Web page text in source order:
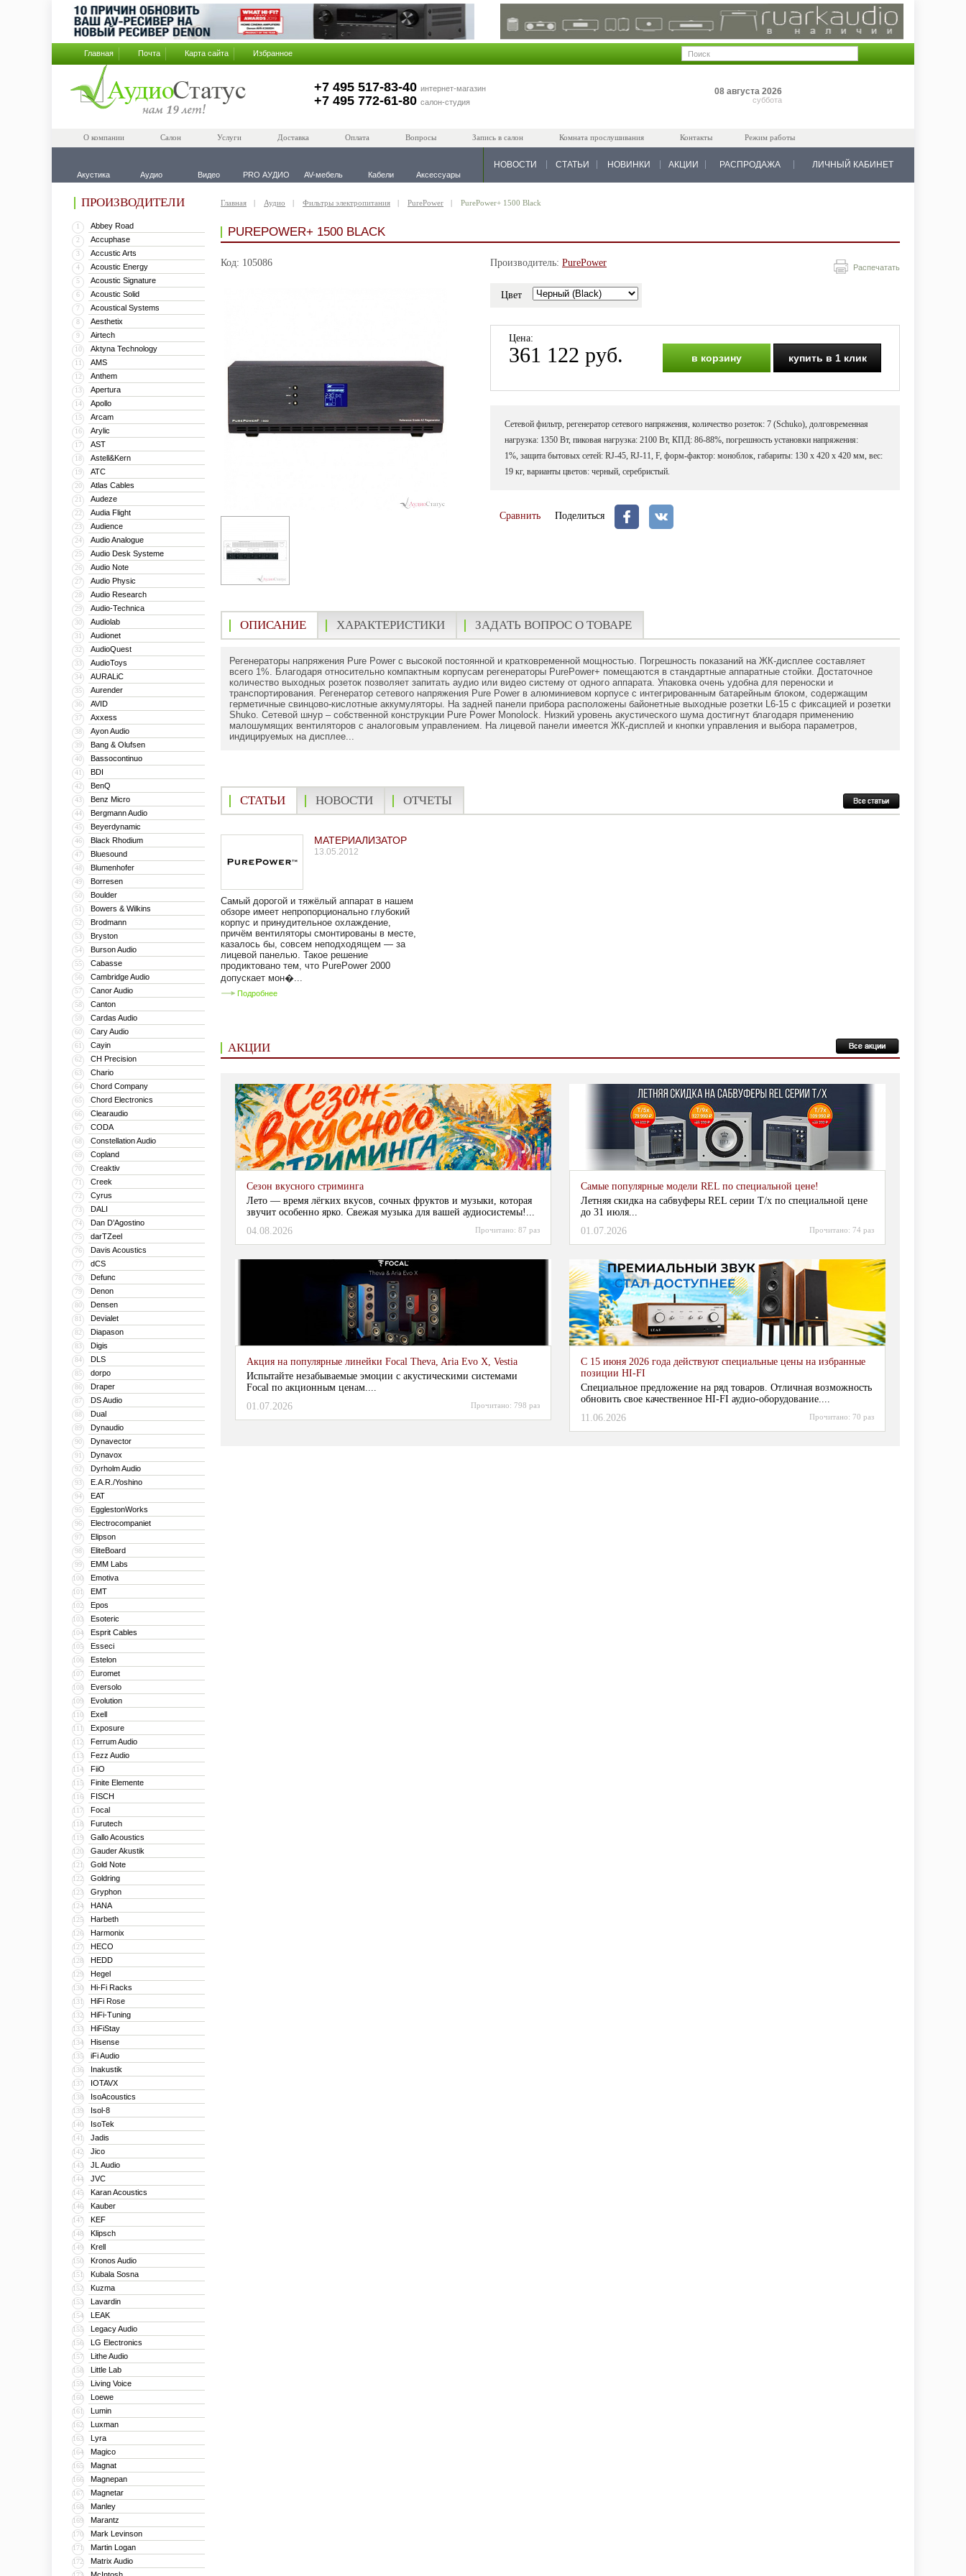
Главная Почта Карта сайта Избранное
+7 495 517-83-40 интернет-магазин
+7 495 772-61-80 салон-студия
08 августа 2026
суббота
О компании Салон Услуги Доставка Оплата Вопросы Запись в салон Комната прослушивания Контакты Режим работы
Акустика Аудио Видео PRO АУДИО AV-мебель Кабели Аксессуары
НОВОСТИ СТАТЬИ НОВИНКИ АКЦИИ РАСПРОДАЖА ЛИЧНЫЙ КАБИНЕТ
ПРОИЗВОДИТЕЛИ
1 Abbey Road
2 Accuphase
3 Accustic Arts
4 Acoustic Energy
5 Acoustic Signature
6 Acoustic Solid
7 Acoustical Systems
8 Aesthetix
9 Airtech
10 Aktyna Technology
11 AMS
12 Anthem
13 Apertura
14 Apollo
15 Arcam
16 Arylic
17 AST
18 Astell&Kern
19 ATC
20 Atlas Cables
21 Audeze
22 Audia Flight
23 Audience
24 Audio Analogue
25 Audio Desk Systeme
26 Audio Note
27 Audio Physic
28 Audio Research
29 Audio-Technica
30 Audiolab
31 Audionet
32 AudioQuest
33 AudioToys
34 AURALiC
35 Aurender
36 AVID
37 Axxess
38 Ayon Audio
39 Bang & Olufsen
40 Bassocontinuo
41 BDI
42 BenQ
43 Benz Micro
44 Bergmann Audio
45 Beyerdynamic
46 Black Rhodium
47 Bluesound
48 Blumenhofer
49 Borresen
50 Boulder
51 Bowers & Wilkins
52 Brodmann
53 Bryston
54 Burson Audio
55 Cabasse
56 Cambridge Audio
57 Canor Audio
58 Canton
59 Cardas Audio
60 Cary Audio
61 Cayin
62 CH Precision
63 Chario
64 Chord Company
65 Chord Electronics
66 Clearaudio
67 CODA
68 Constellation Audio
69 Copland
70 Creaktiv
71 Creek
72 Cyrus
73 DALI
74 Dan D’Agostino
75 darTZeel
76 Davis Acoustics
77 dCS
78 Defunc
79 Denon
80 Densen
81 Devialet
82 Diapason
83 Digis
84 DLS
85 dorpo
86 Draper
87 DS Audio
88 Dual
89 Dynaudio
90 Dynavector
91 Dynavox
92 Dyrholm Audio
93 E.A.R./Yoshino
94 EAT
95 EgglestonWorks
96 Electrocompaniet
97 Elipson
98 EliteBoard
99 EMM Labs
100 Emotiva
101 EMT
102 Epos
103 Esoteric
104 Esprit Cables
105 Esseci
106 Estelon
107 Euromet
108 Eversolo
109 Evolution
110 Exell
111 Exposure
112 Ferrum Audio
113 Fezz Audio
114 FiiO
115 Finite Elemente
116 FISCH
117 Focal
118 Furutech
119 Gallo Acoustics
120 Gauder Akustik
121 Gold Note
122 Goldring
123 Gryphon
124 HANA
125 Harbeth
126 Harmonix
127 HECO
128 HEDD
129 Hegel
130 Hi-Fi Racks
131 HiFi Rose
132 HiFi-Tuning
133 HiFiStay
134 Hisense
135 iFi Audio
136 Inakustik
137 IOTAVX
138 IsoAcoustics
139 Isol-8
140 IsoTek
141 Jadis
142 Jico
143 JL Audio
144 JVC
145 Karan Acoustics
146 Kauber
147 KEF
148 Klipsch
149 Krell
150 Kronos Audio
151 Kubala Sosna
152 Kuzma
153 Lavardin
154 LEAK
155 Legacy Audio
156 LG Electronics
157 Lithe Audio
158 Little Lab
159 Living Voice
160 Loewe
161 Lumin
162 Luxman
163 Lyra
164 Magico
165 Magnat
166 Magnepan
167 Magnetar
168 Manley
169 Marantz
170 Mark Levinson
171 Martin Logan
172 Matrix Audio
Главная Аудио Фильтры электропитания PurePower PurePower+ 1500 Black
PUREPOWER+ 1500 BLACK
Код: 105086 Распечатать
Производитель: PurePower
Цвет
Цена:
361 122 руб. в корзину купить в 1 клик
Сетевой фильтр, регенератор сетевого напряжения, количество розеток: 7 (Schuko), долговременная
нагрузка: 1350 Вт, пиковая нагрузка: 2100 Вт, КПД: 86-88%, погрешность установки напряжения:
1%, защита бытовых сетей: RJ-45, RJ-11, F, форм-фактор: моноблок, габариты: 130 х 420 х 420 мм, вес:
19 кг, варианты цветов: черный, серебристый.
Сравнить Поделиться
ОПИСАНИЕ ХАРАКТЕРИСТИКИ ЗАДАТЬ ВОПРОС О ТОВАРЕ
Регенераторы напряжения Pure Power с высокой постоянной и кратковременной мощностью. Погрешность показаний на ЖК-дисплее составляет
всего 1%. Благодаря относительно компактным корпусам регенераторы PurePower+ помещаются в стандартные аппаратные стойки. Достаточное
количество выходных розеток позволяет запитать аудио или видео систему от одного аппарата. Упаковка очень удобна для переноски и
транспортирования. Регенератор сетевого напряжения Pure Power в алюминиевом корпусе с интегрированным батарейным блоком, содержащим
герметичные свинцово-кислотные аккумуляторы. На задней панели прибора расположены байонетные выходные розетки L6-15 с фиксацией и розетки
Shuko. Сетевой шнур – собственной конструкции Pure Power Monolock. Низкий уровень акустического шума достигнут благодаря применению
малошумящих вентиляторов с аналоговым управлением. На лицевой панели имеется ЖК-дисплей и кнопки управления и выбора параметров,
индицируемых на дисплее...
СТАТЬИ НОВОСТИ ОТЧЕТЫ
МАТЕРИАЛИЗАТОР
13.05.2012
Самый дорогой и тяжёлый аппарат в нашем
обзоре имеет непропорционально глубокий
корпус и принудительное охлаждение,
причём вентиляторы смонтированы в месте,
казалось бы, совсем неподходящем — за
лицевой панелью. Такое решение
продиктовано тем, что PurePower 2000
допускает мон�...
Подробнее
АКЦИИ
Сезон вкусного стриминга
Лето — время лёгких вкусов, сочных фруктов и музыки, которая
звучит особенно ярко. Свежая музыка для вашей аудиосистемы!...
04.08.2026
Прочитано: 87 раз
Самые популярные модели REL по специальной цене!
Летняя скидка на сабвуферы REL серии T/x по специальной цене
до 31 июля...
01.07.2026
Прочитано: 74 раз
Акция на популярные линейки Focal Theva, Aria Evo X, Vestia
Испытайте незабываемые эмоции с акустическими системами
Focal по акционным ценам....
01.07.2026
Прочитано: 798 раз
С 15 июня 2026 года действуют специальные цены на избранные
позиции HI-FI
Специальное предложение на ряд товаров. Отличная возможность
обновить свое качественное HI-FI аудио-оборудование....
11.06.2026
Прочитано: 70 раз